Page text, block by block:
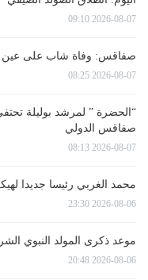
2026-08-07 09:10
صفاقس: وفاة شاب على عين
2026-08-07 08:25
“الحضرة ” لمرشد بوليلة
صفاقس الدولي
2026-08-07 08:13
محمد الغربي رئيسا جديدا لهيكل
2026-08-06 23:30
موعد ذكرى المولد النبوي
2026-08-06 20:48